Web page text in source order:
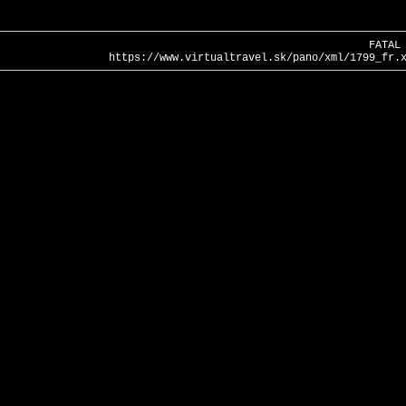
FATAL
https://www.virtualtravel.sk/pano/xml/